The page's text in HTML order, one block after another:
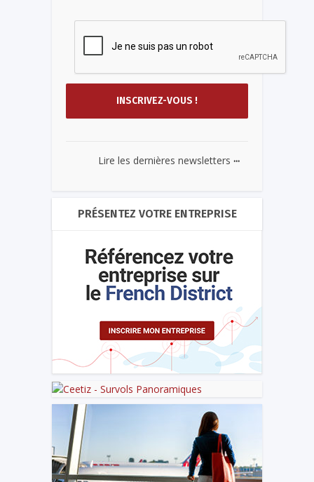
Lire les dernières newsletters ...
PRÉSENTEZ VOTRE ENTREPRISE